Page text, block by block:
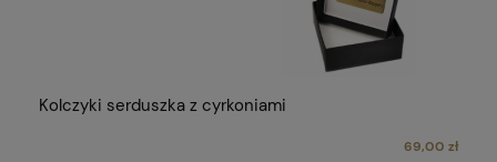
Kolczyki serduszka z cyrkoniami
69,00 zł